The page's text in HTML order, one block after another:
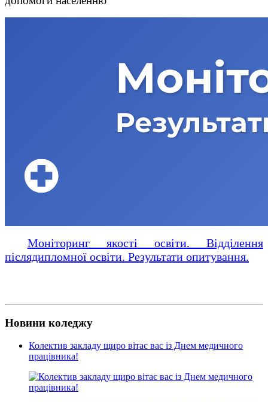
Моніторинг якості освіти. Відділення
післядипломної освіти. Результати опитування.
Новини коледжу
Колектив закладу щиро вітає вас із Днем медичного
працівника!